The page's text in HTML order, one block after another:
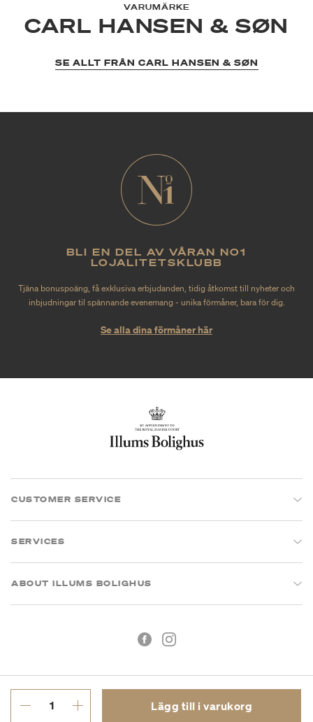
Lägg till i varukorg
VARUMÄRKE
CARL HANSEN & SØN
SE ALLT FRÅN CARL HANSEN & SØN
BLI EN DEL AV VÅRAN NO1
LOJALITETSKLUBB
Tjäna bonuspoäng, få exklusiva erbjudanden, tidig åtkomst till nyheter och
inbjudningar til spännande evenemang - unika förmåner, bara för dig.
Se alla dina förmåner här
CUSTOMER SERVICE
SERVICES
ABOUT ILLUMS BOLIGHUS